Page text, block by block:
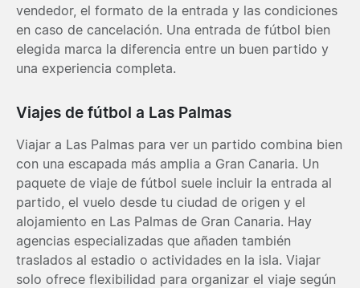
vendedor, el formato de la entrada y las condiciones
en caso de cancelación. Una entrada de fútbol bien
elegida marca la diferencia entre un buen partido y
una experiencia completa.
Viajes de fútbol a Las Palmas
Viajar a Las Palmas para ver un partido combina bien
con una escapada más amplia a Gran Canaria. Un
paquete de viaje de fútbol suele incluir la entrada al
partido, el vuelo desde tu ciudad de origen y el
alojamiento en Las Palmas de Gran Canaria. Hay
agencias especializadas que añaden también
traslados al estadio o actividades en la isla. Viajar
solo ofrece flexibilidad para organizar el viaje según